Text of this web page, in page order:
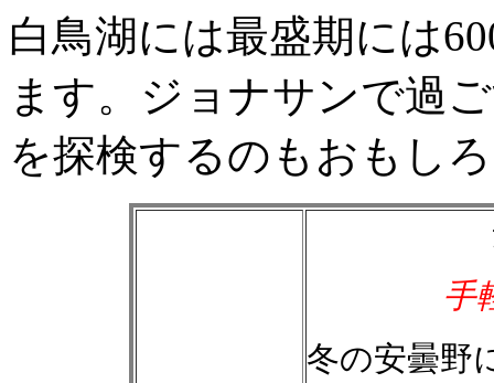
白鳥湖には最盛期には
ます。ジョナサンで過
を探検するのもおもし
手
冬の安曇野